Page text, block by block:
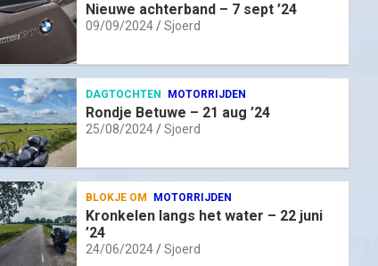
Nieuwe achterband – 7 sept ’24
09/09/2024 Sjoerd
DAGTOCHTEN MOTORRIJDEN
Rondje Betuwe – 21 aug ’24
25/08/2024 Sjoerd
BLOKJE OM MOTORRIJDEN
Kronkelen langs het water – 22 juni
’24
24/06/2024 Sjoerd